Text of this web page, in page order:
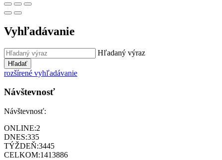
Vyhľadávanie
Hľadaný výraz
Hľadať
rozšírené vyhľadávanie
Návštevnosť
Návštevnosť:
ONLINE:2
DNES:335
TÝŽDEŇ:3445
CELKOM:1413886